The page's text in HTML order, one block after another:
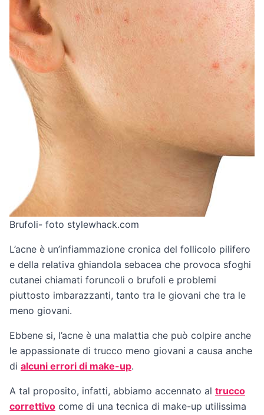
Brufoli- foto stylewhack.com
L’acne è un’infiammazione cronica del follicolo pilifero
e della relativa ghiandola sebacea che provoca sfoghi
cutanei chiamati foruncoli o brufoli e problemi
piuttosto imbarazzanti, tanto tra le giovani che tra le
meno giovani.
Ebbene si, l’acne è una malattia che può colpire anche
le appassionate di trucco meno giovani a causa anche
di alcuni errori di make-up.
A tal proposito, infatti, abbiamo accennato al trucco
correttivo come di una tecnica di make-up utilissima